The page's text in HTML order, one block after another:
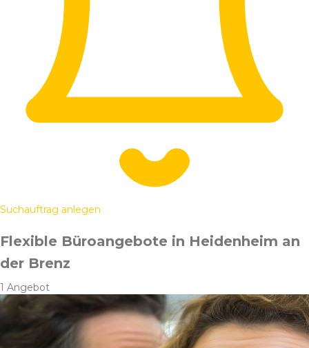
Suchauftrag anlegen
Flexible Büroangebote in Heidenheim an
der Brenz
1 Angebot